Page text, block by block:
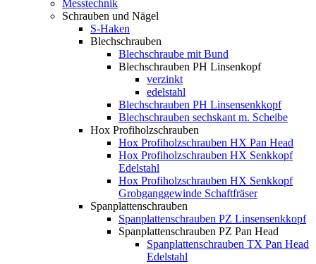
Messtechnik
Schrauben und Nägel
S-Haken
Blechschrauben
Blechschraube mit Bund
Blechschrauben PH Linsenkopf
verzinkt
edelstahl
Blechschrauben PH Linsensenkkopf
Blechschrauben sechskant m. Scheibe
Hox Profiholzschrauben
Hox Profiholzschrauben HX Pan Head
Hox Profiholzschrauben HX Senkkopf
Edelstahl
Hox Profiholzschrauben HX Senkkopf
Grobganggewinde Schaftfräser
Spanplattenschrauben
Spanplattenschrauben PZ Linsensenkkopf
Spanplattenschrauben PZ Pan Head
Spanplattenschrauben TX Pan Head
Edelstahl